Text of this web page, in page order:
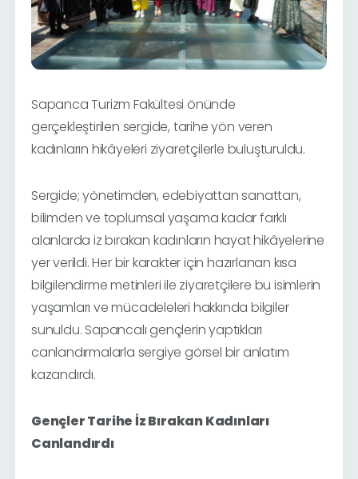
Sapanca Turizm Fakültesi önünde
gerçekleştirilen sergide, tarihe yön veren
kadınların hikâyeleri ziyaretçilerle buluşturuldu.
Sergide; yönetimden, edebiyattan sanattan,
bilimden ve toplumsal yaşama kadar farklı
alanlarda iz bırakan kadınların hayat hikâyelerine
yer verildi. Her bir karakter için hazırlanan kısa
bilgilendirme metinleri ile ziyaretçilere bu isimlerin
yaşamları ve mücadeleleri hakkında bilgiler
sunuldu. Sapancalı gençlerin yaptıkları
canlandırmalarla sergiye görsel bir anlatım
kazandırdı.
Gençler Tarihe İz Bırakan Kadınları
Canlandırdı